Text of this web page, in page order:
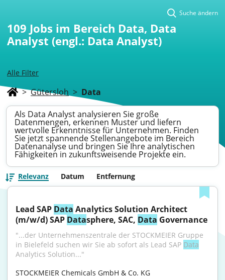
Alle Filter
Suche ändern
109 Jobs im Bereich Data, Data
Analyst (engl.: Data Analyst)
> Gütersloh > Data
Als Data Analyst analysieren Sie große
Datenmengen, erkennen Muster und liefern
wertvolle Erkenntnisse für Unternehmen. Finden
Sie jetzt spannende Stellenangebote im Bereich
Datenanalyse und bringen Sie Ihre analytischen
Fähigkeiten in zukunftsweisende Projekte ein.
Relevanz Datum Entfernung
Lead SAP Data Analytics Solution Architect
(m/w/d) SAP Datasphere, SAC, Data Governance
"...der Unternehmenszentrale der STOCKMEIER Gruppe
in Bielefeld suchen wir Sie ab sofort als Lead SAP Data
Analytics Solution..."
STOCKMEIER Chemicals GmbH & Co. KG